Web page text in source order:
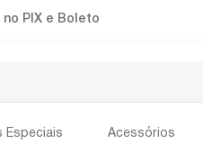
a partir de R$299
Especiais Acessórios